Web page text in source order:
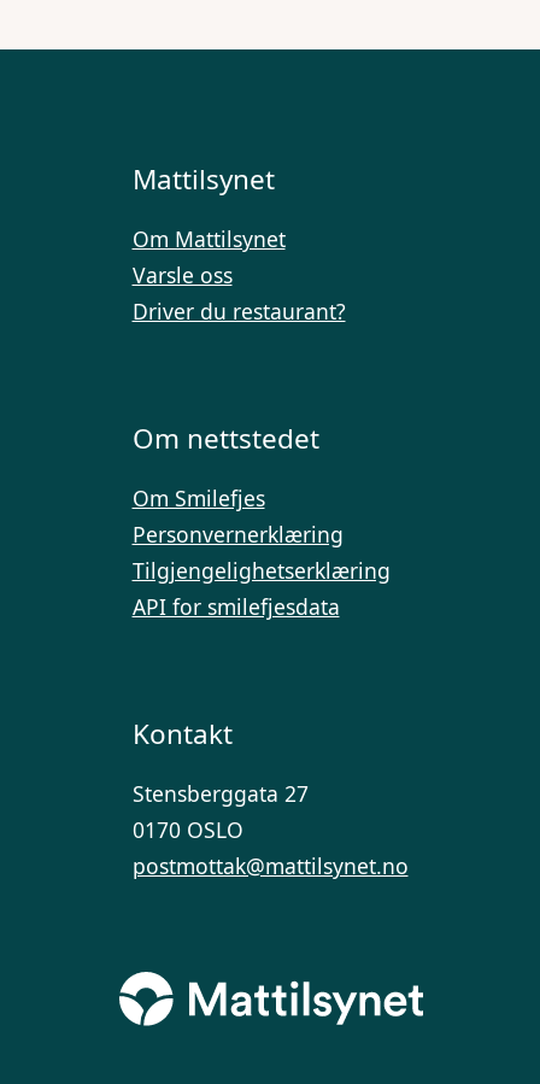
Mattilsynet
Om Mattilsynet
Varsle oss
Driver du restaurant?
Om nettstedet
Om Smilefjes
Personvernerklæring
Tilgjengelighetserklæring
API for smilefjesdata
Kontakt
Stensberggata 27
0170 OSLO
postmottak@mattilsynet.no